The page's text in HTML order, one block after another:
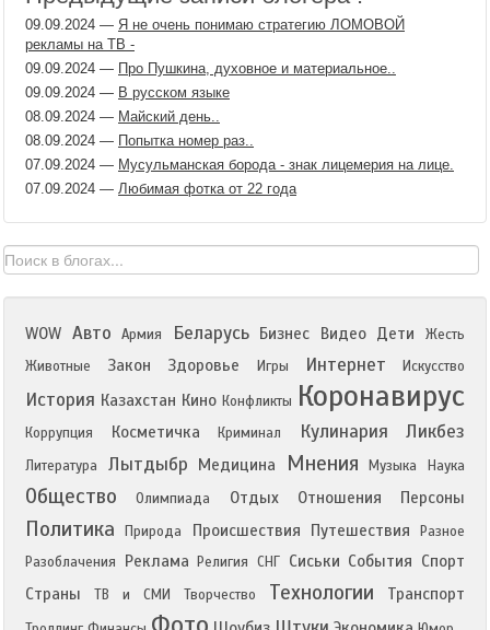
09.09.2024 — Я не очень понимаю стратегию ЛОМОВОЙ
рекламы на ТВ -
09.09.2024 — Про Пушкина, духовное и материальное..
09.09.2024 — В русском языке
08.09.2024 — Майский день..
08.09.2024 — Попытка номер раз..
07.09.2024 — Мусульманская борода - знак лицемерия на лице.
07.09.2024 — Любимая фотка от 22 года
WOW Авто Армия Беларусь Бизнес Видео Дети
Жесть
Животные
Закон Здоровье Игры Интернет Искусство
История Казахстан Кино Конфликты Коронавирус
Коррупция Косметичка Криминал Кулинария Ликбез
Литература Лытдыбр Медицина Мнения Музыка Наука
Общество Олимпиада Отдых Отношения Персоны
Политика Природа Происшествия Путешествия
Разное
Разоблачения
Реклама Религия СНГ Сиськи События Спорт
Страны
ТВ и СМИ Творчество Технологии Транспорт